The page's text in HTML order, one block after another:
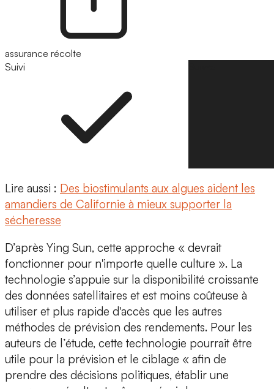
assurance récolte
Suivi
Lire aussi : Des biostimulants aux algues aident les
amandiers de Californie à mieux supporter la
sécheresse
D’après Ying Sun, cette approche « devrait
fonctionner pour n'importe quelle culture ». La
technologie s’appuie sur la disponibilité croissante
des données satellitaires et est moins coûteuse à
utiliser et plus rapide d'accès que les autres
méthodes de prévision des rendements. Pour les
auteurs de l’étude, cette technologie pourrait être
utile pour la prévision et le ciblage « afin de
prendre des décisions politiques, établir une